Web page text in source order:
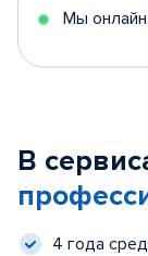
Мы
В
4 года